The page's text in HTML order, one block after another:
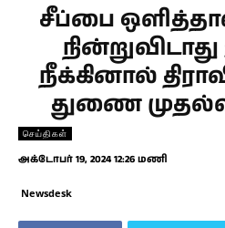
சீப்பை
நீக்கினால்
துணை
செய்திகள்
அக்டோபர் 19, 2024 12:26 மணி
Newsdesk